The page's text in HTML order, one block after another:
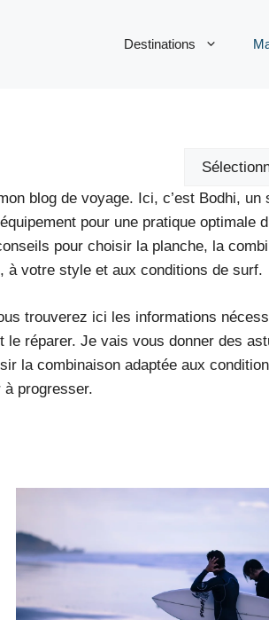
Destinations
blog de voyage. Ici, c’est Bodhi, un
pour une pratique optimale
pour choisir la planche, la
à votre style et aux conditions de surf.
trouverez ici les informations
le réparer. Je vais vous donner des
la combinaison adaptée aux
progresser.